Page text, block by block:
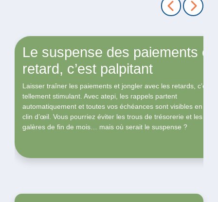
Le suspense des paiements en
retard, c’est palpitant
Laisser traîner les paiements et jongler avec les retards, c’est
tellement stimulant. Avec atepi, les rappels partent
automatiquement et toutes vos échéances sont visibles en un
clin d’œil. Vous pourriez éviter les trous de trésorerie et les
galères de fin de mois… mais où serait le suspense ?